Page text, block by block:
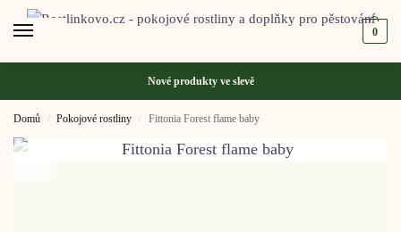
0
Nové produkty ve slevě
Domů / Pokojové rostliny / Fittonia Forest flame baby